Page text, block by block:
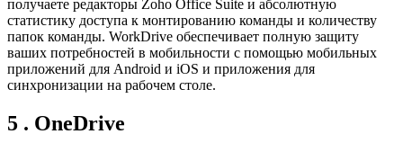
получаете редакторы Zoho Office Suite и абсолютную
статистику доступа к монтированию команды и количеству
папок команды. WorkDrive обеспечивает полную защиту
ваших потребностей в мобильности с помощью мобильных
приложений для Android и iOS и приложения для
синхронизации на рабочем столе.
5 . OneDrive